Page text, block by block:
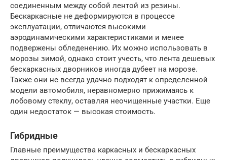
соединенным между собой лентой из резины.
Бескаркасные не деформируются в процессе
эксплуатации, отличаются высокими
аэродинамическими характеристиками и менее
подвержены обледенению. Их можно использовать в
морозы зимой, однако стоит учесть, что лента дешевых
бескаркасных дворников иногда дубеет на морозе.
Также они не всегда удачно подходят к определенной
модели автомобиля, неравномерно прижимаясь к
лобовому стеклу, оставляя неочищенные участки. Еще
один недостаток — высокая стоимость.
Гибридные
Главные преимущества каркасных и бескаркасных